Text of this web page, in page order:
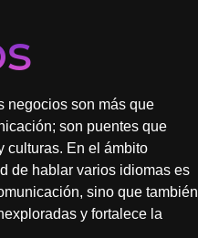
negocios son más que
son puentes que
culturas. En el ámbito
de hablar varios idiomas es
sino que también
y fortalece la